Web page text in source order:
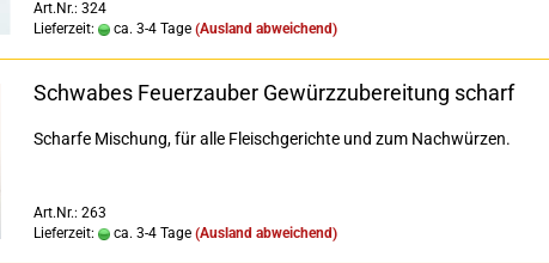
Art.Nr.: 324
Lieferzeit:
ca. 3-4 Tage (Ausland abweichend)
Schwabes Feuerzauber Gewürzzubereitung scharf
Scharfe Mischung, für alle Fleischgerichte und zum Nachwürzen.
Art.Nr.: 263
Lieferzeit:
ca. 3-4 Tage (Ausland abweichend)